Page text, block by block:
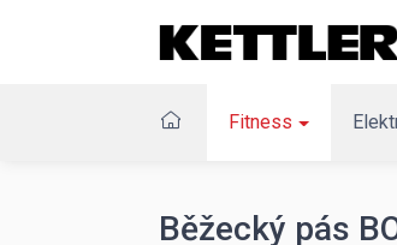
Fitness
Běžecký pás